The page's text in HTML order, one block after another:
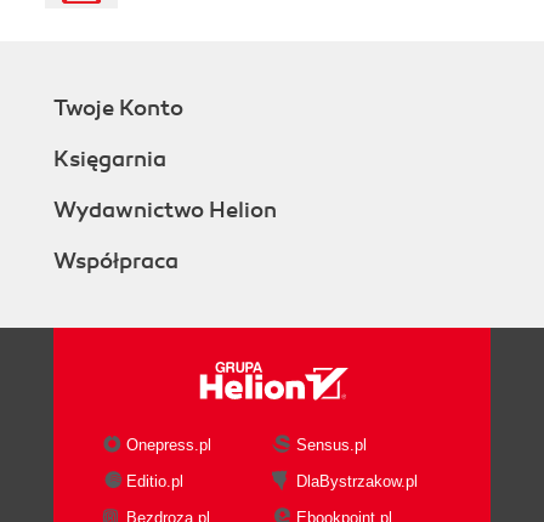
Twoje Konto
Księgarnia
Wydawnictwo Helion
Współpraca
Onepress.pl
Sensus.pl
Editio.pl
DlaBystrzakow.pl
Bezdroza.pl
Ebookpoint.pl